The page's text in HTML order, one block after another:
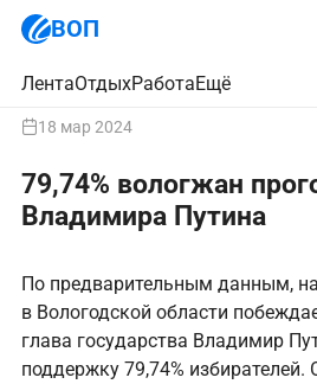
ВОП
ЛентаОтдыхРаботаЕщё
18 мар 2024
79,74% вологжан
Владимира Путина
По предварительным данным,
в Вологодской области
глава государства Владимир
поддержку 79,74% избирателей.